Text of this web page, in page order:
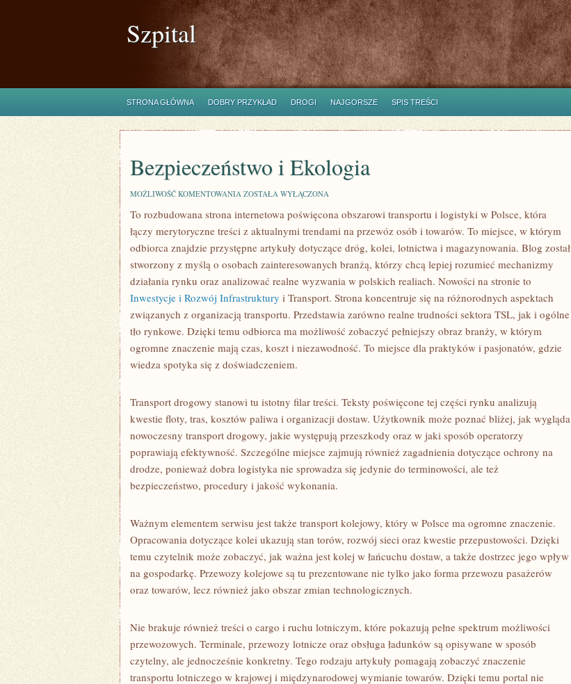
Szpital
STRONA GŁÓWNA DOBRY PRZYKŁAD DROGI NAJGORSZE SPIS TREŚCI
Bezpieczeństwo i Ekologia
MOŻLIWOŚĆ KOMENTOWANIA BEZPIECZEŃSTWO
EKOLOGIA
ZOSTAŁA WYŁĄCZONA
To rozbudowana strona internetowa poświęcona obszarowi transportu i logistyki w Polsce, która
łączy merytoryczne treści z aktualnymi trendami na przewóz osób i towarów. To miejsce, w którym
odbiorca znajdzie przystępne artykuły dotyczące dróg, kolei, lotnictwa i magazynowania. Blog został
stworzony z myślą o osobach zainteresowanych branżą, którzy chcą lepiej rozumieć mechanizmy
działania rynku oraz analizować realne wyzwania w polskich realiach. Nowości na stronie to
Inwestycje i Rozwój Infrastruktury i Transport. Strona koncentruje się na różnorodnych aspektach
związanych z organizacją transportu. Przedstawia zarówno realne trudności sektora TSL, jak i ogólne
tło rynkowe. Dzięki temu odbiorca ma możliwość zobaczyć pełniejszy obraz branży, w którym
ogromne znaczenie mają czas, koszt i niezawodność. To miejsce dla praktyków i pasjonatów, gdzie
wiedza spotyka się z doświadczeniem.
Transport drogowy stanowi tu istotny filar treści. Teksty poświęcone tej części rynku analizują
kwestie floty, tras, kosztów paliwa i organizacji dostaw. Użytkownik może poznać bliżej, jak wygląda
nowoczesny transport drogowy, jakie występują przeszkody oraz w jaki sposób operatorzy
poprawiają efektywność. Szczególne miejsce zajmują również zagadnienia dotyczące ochrony na
drodze, ponieważ dobra logistyka nie sprowadza się jedynie do terminowości, ale też
bezpieczeństwo, procedury i jakość wykonania.
Ważnym elementem serwisu jest także transport kolejowy, który w Polsce ma ogromne znaczenie.
Opracowania dotyczące kolei ukazują stan torów, rozwój sieci oraz kwestie przepustowości. Dzięki
temu czytelnik może zobaczyć, jak ważna jest kolej w łańcuchu dostaw, a także dostrzec jego wpływ
na gospodarkę. Przewozy kolejowe są tu prezentowane nie tylko jako forma przewozu pasażerów
oraz towarów, lecz również jako obszar zmian technologicznych.
Nie brakuje również treści o cargo i ruchu lotniczym, które pokazują pełne spektrum możliwości
przewozowych. Terminale, przewozy lotnicze oraz obsługa ładunków są opisywane w sposób
czytelny, ale jednocześnie konkretny. Tego rodzaju artykuły pomagają zobaczyć znaczenie
transportu lotniczego w krajowej i międzynarodowej wymianie towarów. Dzięki temu portal nie